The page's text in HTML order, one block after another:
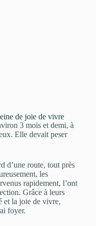
de joie de vivre
3 mois et demi, à
Elle devait peser
d’une route, tout près
les
rapidement, l’ont
Grâce à leurs
et la joie de vivre,
foyer.